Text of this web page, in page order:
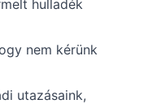
hulladék
nem kérünk
utazásaink,